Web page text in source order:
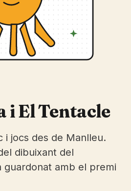
i El Tentacle
i jocs des de Manlleu.
dibuixant del
guardonat amb el premi